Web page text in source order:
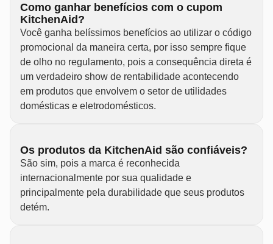
Como ganhar benefícios com o cupom
KitchenAid?
Você ganha belíssimos benefícios ao utilizar o código
promocional da maneira certa, por isso sempre fique
de olho no regulamento, pois a consequência direta é
um verdadeiro show de rentabilidade acontecendo
em produtos que envolvem o setor de utilidades
domésticas e eletrodomésticos.
Os produtos da KitchenAid são confiáveis?
São sim, pois a marca é reconhecida
internacionalmente por sua qualidade e
principalmente pela durabilidade que seus produtos
detém.